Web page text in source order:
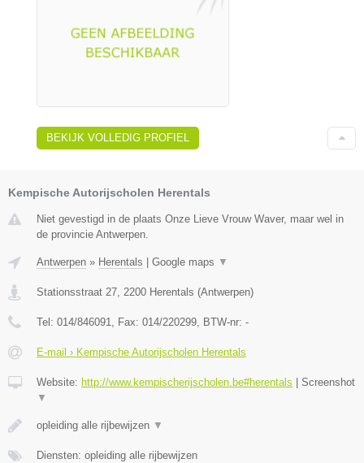
BEKIJK VOLLEDIG PROFIEL
Kempische Autorijscholen Herentals
Niet gevestigd in de plaats Onze Lieve Vrouw Waver, maar wel in
de provincie Antwerpen.
Antwerpen » Herentals | Google maps ▼
Stationsstraat 27 2200 Herentals (Antwerpen)
Tel: 014/846091 , Fax: 014/220299 , BTW-nr: -
E-mail › Kempische Autorijscholen Herentals
Website: http://www.kempischerijscholen.be#herentals | Screenshot
▼
opleiding alle rijbewijzen ▼
Diensten: opleiding alle rijbewijzen